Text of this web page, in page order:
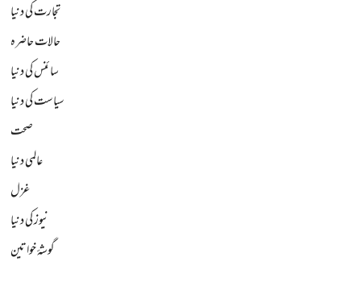
تجارت کی دنیا
حالات حاضرہ
سائنس کی دنیا
سیاست کی دنیا
صحت
عالمی دنیا
غزل
نیوز کی دنیا
گوشۂ خواتین